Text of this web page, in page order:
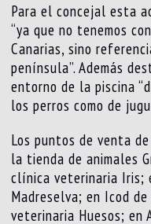
Para el concejal esta
“ya que no tenemos
Canarias, sino
península”. Además
entorno de la piscina
los perros como de
Los puntos de venta
la tienda de animales
clínica veterinaria Iris;
Madreselva; en Icod
veterinaria Huesos;